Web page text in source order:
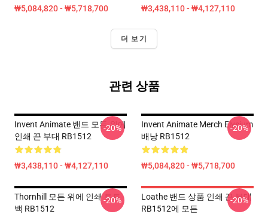
₩5,084,820 - ₩5,718,700 ₩3,438,110 - ₩4,127,110
더 보기
관련 상품
Invent Animate 밴드 모든 위에
인쇄 끈 부대 RB1512
₩3,438,110 - ₩4,127,110
-20%
Invent Animate Merch Elysium
배낭 RB1512
₩5,084,820 - ₩5,718,700
-20%
Thornhill 모든 위에 인쇄 토트
백 RB1512
-20%
Loathe 밴드 상품 인쇄 끈 부대
RB1512에 모든
-20%